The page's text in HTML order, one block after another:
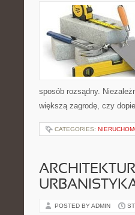
sposób rozsądny.
większą zagrodę, czy
CATEGORIES:
POSTED BY ADMIN